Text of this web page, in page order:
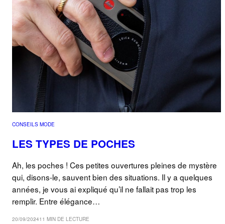
CONSEILS MODE
LES TYPES DE POCHES
Ah, les poches ! Ces petites ouvertures pleines de mystère
qui, disons-le, sauvent bien des situations. Il y a quelques
années, je vous ai expliqué qu’il ne fallait pas trop les
remplir. Entre élégance…
20/09/202411 MIN DE LECTURE